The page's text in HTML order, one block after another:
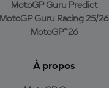
MotoGP Guru Predict
MotoGP Guru Racing 25/26
MotoGP™26
À propos